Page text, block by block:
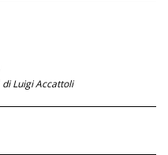
di Luigi Accattoli